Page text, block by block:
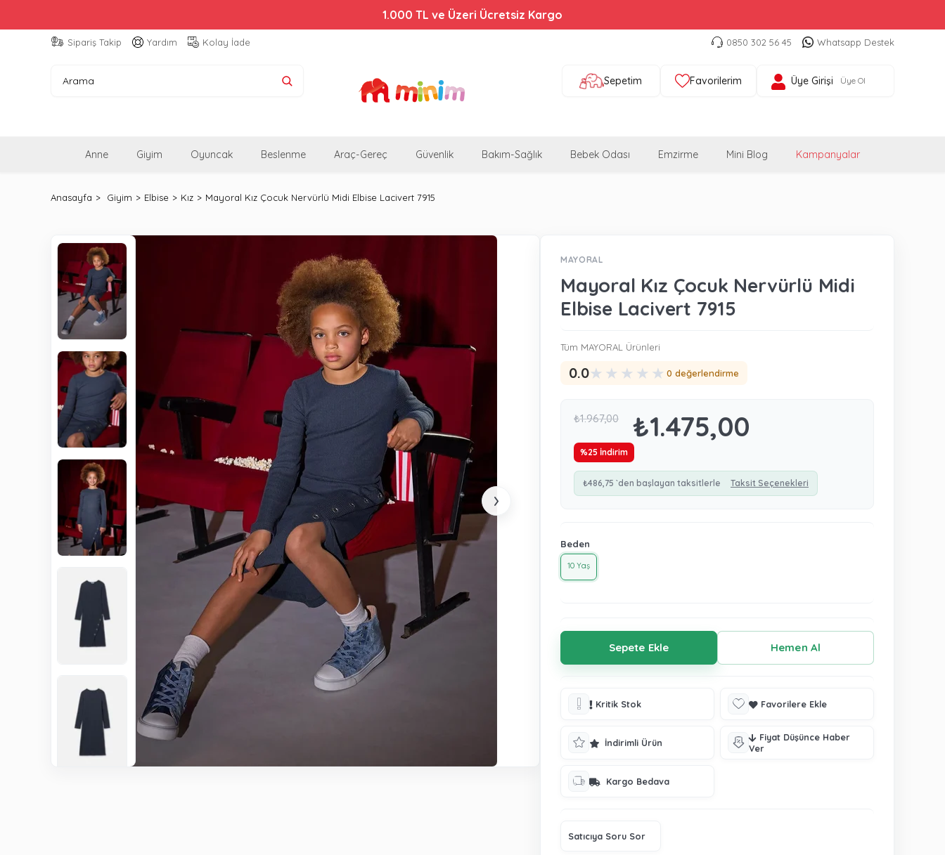
1.000 TL ve Üzeri Ücretsiz Kargo
Sipariş Takip Yardım Kolay İade 0850 302 56 45 Whatsapp Destek
Sepetim Favorilerim Üye Girişi Üye Ol
Anne Giyim Oyuncak Beslenme Araç-Gereç Güvenlik Bakım-Sağlık Bebek Odası Emzirme Mini Blog Kampanyalar
Anasayfa Giyim Elbise Kız Mayoral Kız Çocuk Nervürlü Midi Elbise Lacivert 7915
›
MAYORAL
Mayoral Kız Çocuk Nervürlü Midi
Elbise Lacivert 7915
Tüm MAYORAL Ürünleri
0.0★ ★ ★ ★ ★ 0 değerlendirme
₺1.967,00 ₺1.475,00
%25 İndirim
₺486,75 `den başlayan taksitlerle Taksit Seçenekleri
Beden
10 Yaş
Kritik Stok Favorilere Ekle
İndirimli Ürün
Fiyat Düşünce Haber
Ver
Kargo Bedava
Satıcıya Soru Sor